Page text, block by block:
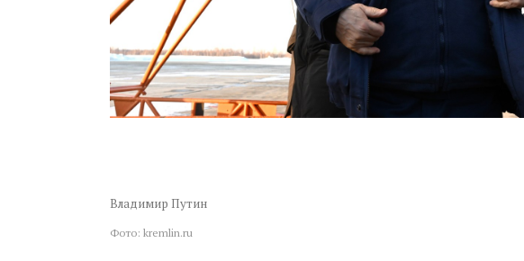
Владимир Путин
Фото: kremlin.ru